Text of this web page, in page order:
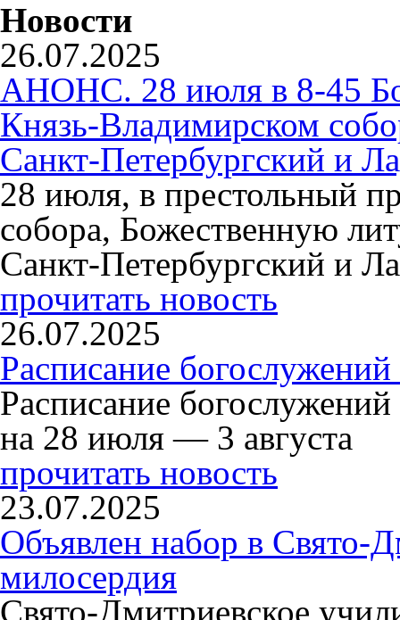
Новости
26.07.2025
АНОНС. 28 июля в 8-45
Князь-Владимирском
Санкт-Петербургский и
28 июля, в престольный
собора, Божественную
Санкт-Петербургский и
прочитать новость
26.07.2025
Расписание
Расписание
на 28 июля — 3 августа
прочитать новость
23.07.2025
Объявлен набор в Свято-
милосердия
Свято-Дмитриевское